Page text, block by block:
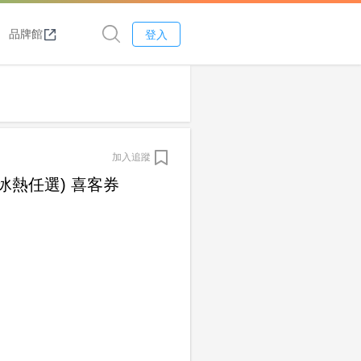
品牌館 登入
加入追蹤
熱任選) 喜客券